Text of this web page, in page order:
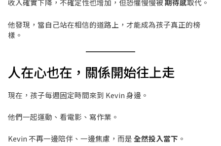
收入確實下降，不確定性也增加，但恐懼慢慢被期待感取代。
他發現，當自己站在相信的道路上，才能成為孩子真正的榜
樣。
人在心也在，關係開始往上走
現在，孩子每週固定時間來到 Kevin 身邊。
他們一起運動、看電影、寫作業。
Kevin 不再一邊陪伴、一邊焦慮，而是全然投入當下 。